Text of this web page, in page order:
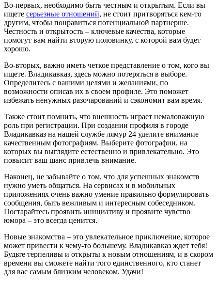
Во-первых, необходимо быть честным и открытым. Если вы
ищете серьезные отношений, не стоит притворяться кем-то
другим, чтобы понравиться потенциальной партнерше.
Честность и открытость – ключевые качества, которые
помогут вам найти вторую половинку, с которой вам будет
хорошо.
Во-вторых, важно иметь четкое представление о том, кого вы
ищете. Владикавказ, здесь можно потеряться в выборе.
Определитесь с вашими целями и желаниями, по
возможности описав их в своем профиле. Это поможет
избежать ненужных разочарований и сэкономит вам время.
Также стоит помнить, что внешность играет немаловажную
роль при регистрации. При создании профиля в городе
Владикавказ на нашей службе лямур 24 уделите внимание
качественным фотографиям. Выберите фотографии, на
которых вы выглядите естественно и привлекательно. Это
повысит ваш шанс привлечь внимание.
Наконец, не забывайте о том, что для успешных знакомств
нужно уметь общаться. На сервисах и в мобильных
приложениях очень важно умение правильно формулировать
сообщения, быть вежливым и интересным собеседником.
Постарайтесь проявить инициативу и проявите чувство
юмора – это всегда ценится.
Новые знакомства – это увлекательное приключение, которое
может привести к чему-то большему. Владикавказ ждет тебя!
Будьте терпеливы и открыты к новым отношениям, и в скором
времени вы сможете найти того единственного, кто станет
для вас самым близким человеком. Удачи!